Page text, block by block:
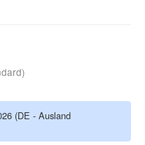
(DE - Ausland